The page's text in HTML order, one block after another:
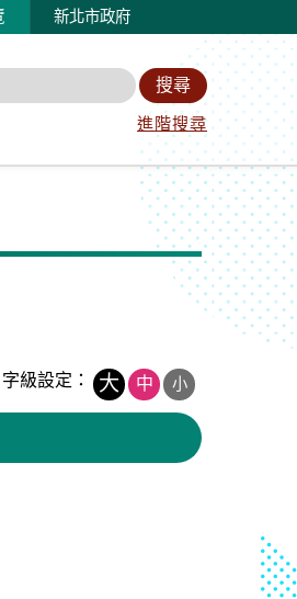
新北市政府
進階搜尋
字級設定： 大 中 小